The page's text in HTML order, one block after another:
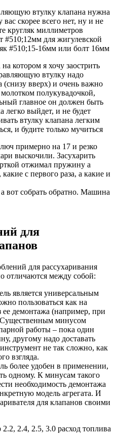
втулку клапана нужна
скорее всего нет, ну и не
кругляк миллиметров
для жигулевской
#510;15-16мм или болт 16мм
котором я хочу заострить
втулку надо
(снизу вверх) и очень важно
полукувадочкой,
главное он должен быть
выйдет, и не будет
втулку клапана легким
и будите только мучиться
примерно на 17 и резко
выскочили. Засухарить
отжимал пружину а
с первого раза, а какие и
вот собрать обратно. Машина
для
для рассухаривания
отличаются между собой:
является универсальным
пользоваться как на
ее демонтажа (например, при
минусом
работы – пока один
другому надо доставать
не так сложно, как
взгляда.
более удобен в применении,
одному. К минусам такого
необходимость демонтажа
модель агрегата. И
для клапанов своими
2.4, 2.5, 3.0 расход топлива